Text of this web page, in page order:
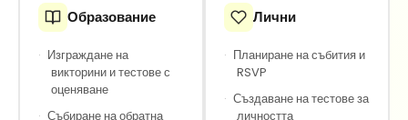
Образование
· Изграждане на
викторини и тестове с
оценяване
· Събиране на обратна
Лични
· Планиране на събития и
RSVP
· Създаване на тестове за
личността